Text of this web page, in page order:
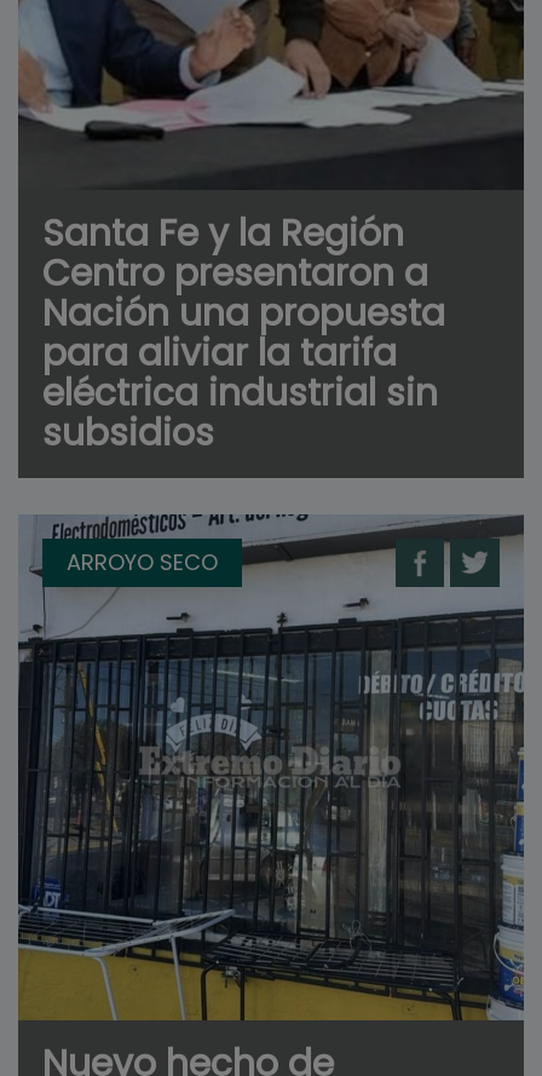
Santa Fe y la Región
Centro presentaron a
Nación una propuesta
para aliviar la tarifa
eléctrica industrial sin
subsidios
ARROYO SECO
Nuevo hecho de